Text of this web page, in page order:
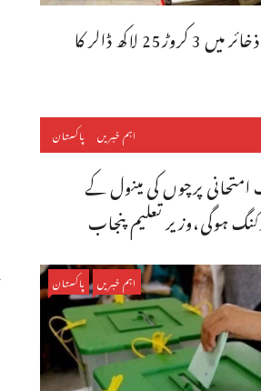
ملکی زر مبادلہ ذخائر میں 3 کروڑ25 لاکھ ڈالر کا
اہم خبریں پاکستان
پرچوں کی مینول کے
ہوگی،وزیر تعلیم پنجاب
اہم خبریں پاکستان